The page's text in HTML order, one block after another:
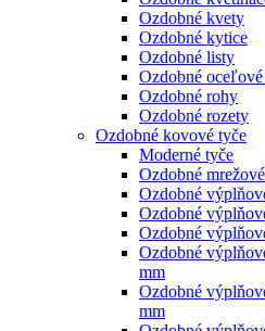
Ozdobné kvety
Ozdobné kytice
Ozdobné listy
Ozdobné
Ozdobné rohy
Ozdobné rozety
Ozdobné kovové tyče
Moderné tyče
Ozdobné
Ozdobné
Ozdobné
Ozdobné
Ozdobné
mm
Ozdobné
mm